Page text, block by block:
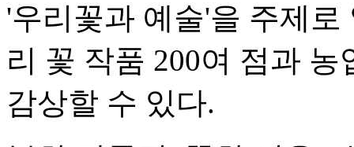
'우리꽃과 예술'을 주제
리 꽃 작품 200여 점과
감상할 수 있다.